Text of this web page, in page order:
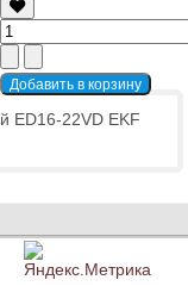
ED16-22VD EKF